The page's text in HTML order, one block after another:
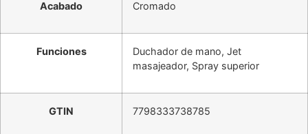
Acabado Cromado
Funciones
Duchador de mano, Jet
masajeador, Spray superior
GTIN 7798333738785